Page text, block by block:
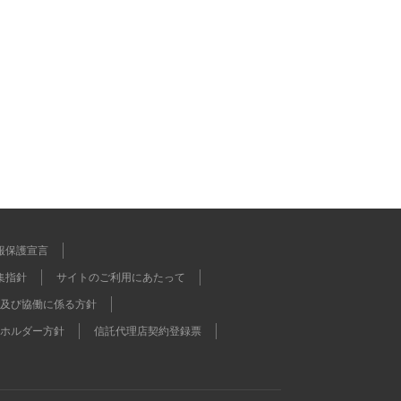
保護宣言
指針
サイトのご利用にあたって
び協働に係る方針
ルダー方針
信託代理店契約登録票